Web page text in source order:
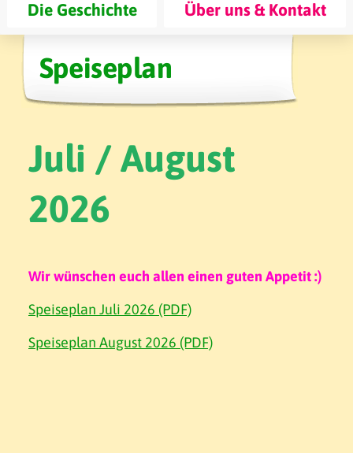
Die Geschichte Über uns & Kontakt
Speiseplan
Juli / August
2026
Wir wünschen euch allen einen guten Appetit :)
Speiseplan Juli 2026 (PDF)
Speiseplan August 2026 (PDF)